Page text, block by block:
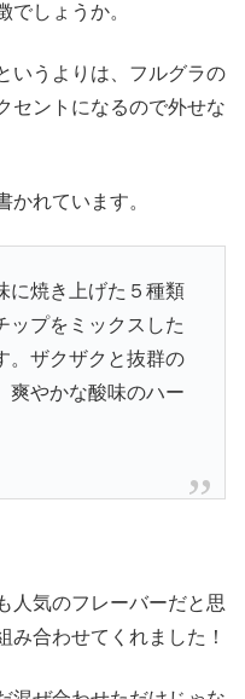
しょうか。
いうよりは、フルグラの
セントになるので外せな
かれています。
に焼き上げた５種類
ップをミックスした
。ザクザクと抜群の
爽やかな酸味のハー
人気のフレーバーだと思
み合わせてくれました！